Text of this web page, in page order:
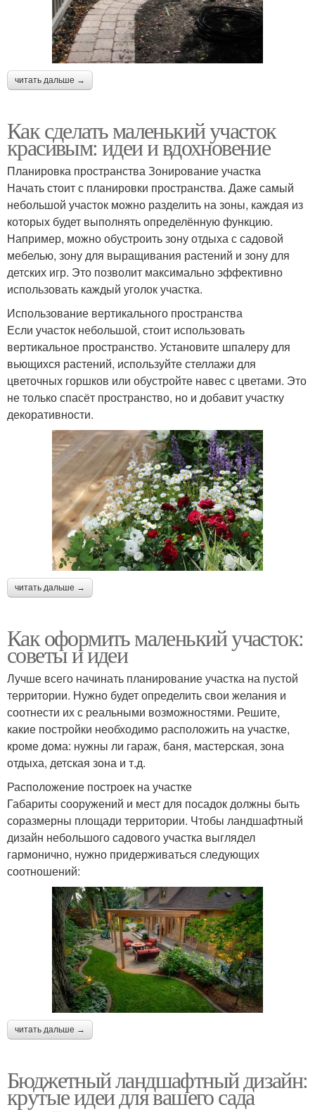
читать дальше →
Как сделать маленький участок
красивым: идеи и вдохновение
Планировка пространства Зонирование участка
Начать стоит с планировки пространства. Даже самый
небольшой участок можно разделить на зоны, каждая из
которых будет выполнять определённую функцию.
Например, можно обустроить зону отдыха с садовой
мебелью, зону для выращивания растений и зону для
детских игр. Это позволит максимально эффективно
использовать каждый уголок участка.
Использование вертикального пространства
Если участок небольшой, стоит использовать
вертикальное пространство. Установите шпалеру для
вьющихся растений, используйте стеллажи для
цветочных горшков или обустройте навес с цветами. Это
не только спасёт пространство, но и добавит участку
декоративности.
читать дальше →
Как оформить маленький участок:
советы и идеи
Лучше всего начинать планирование участка на пустой
территории. Нужно будет определить свои желания и
соотнести их с реальными возможностями. Решите,
какие постройки необходимо расположить на участке,
кроме дома: нужны ли гараж, баня, мастерская, зона
отдыха, детская зона и т.д.
Расположение построек на участке
Габариты сооружений и мест для посадок должны быть
соразмерны площади территории. Чтобы ландшафтный
дизайн небольшого садового участка выглядел
гармонично, нужно придерживаться следующих
соотношений:
читать дальше →
Бюджетный ландшафтный дизайн:
крутые идеи для вашего сада